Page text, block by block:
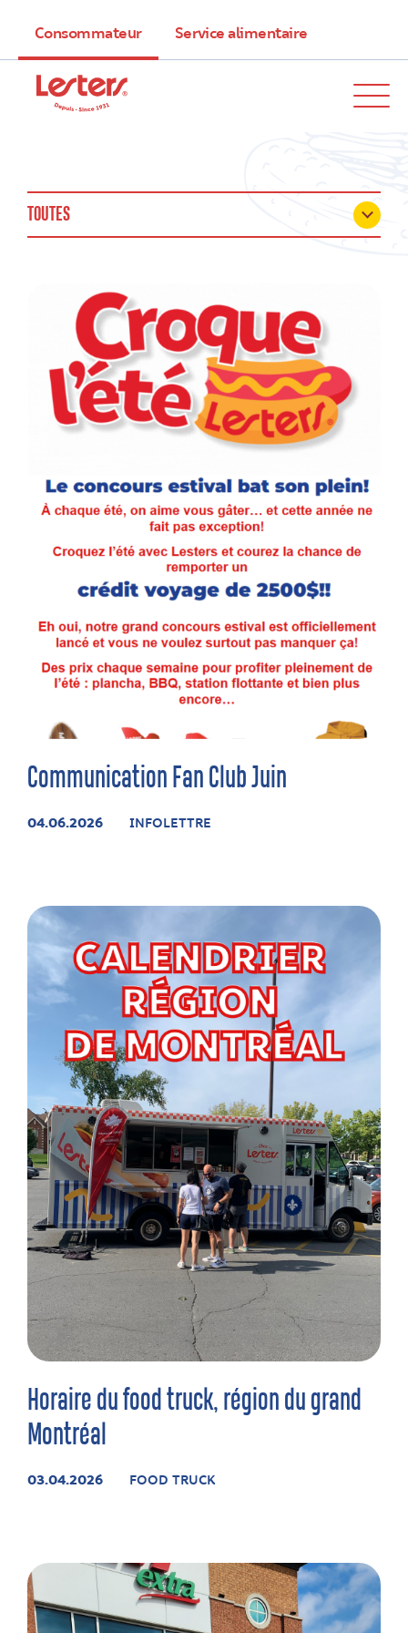
Consommateur Service alimentaire
TOUTES
Communication Fan Club Juin
04.06.2026 INFOLETTRE
Horaire du food truck, région du grand
Montréal
03.04.2026 FOOD TRUCK